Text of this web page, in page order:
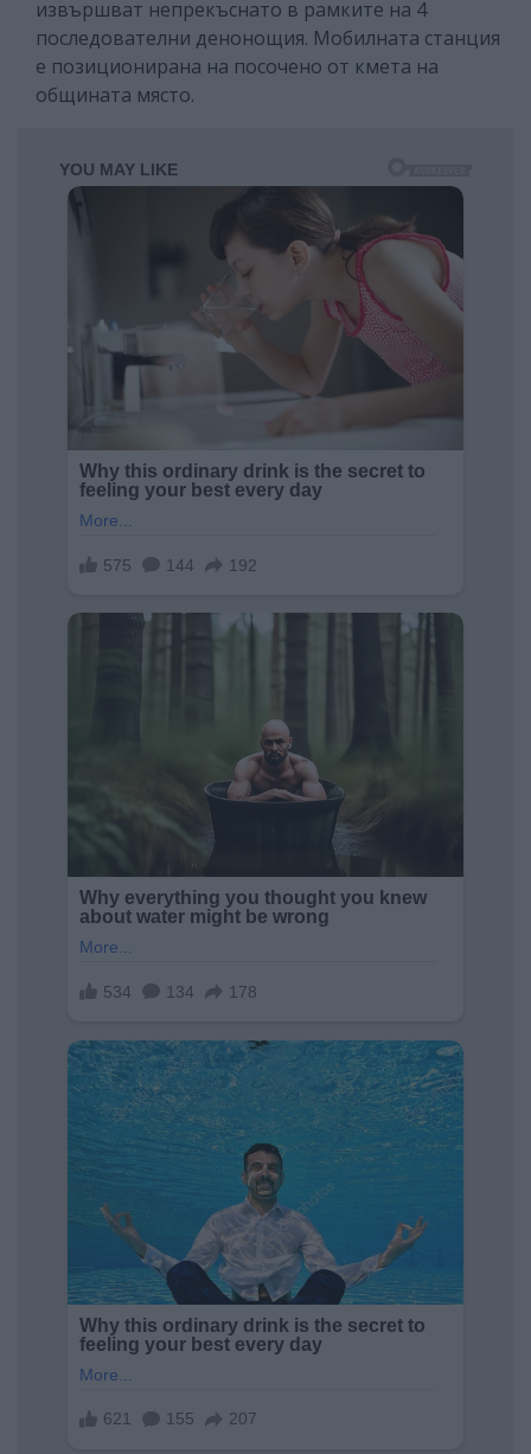
извършват непрекъснато в рамките на 4
последователни денонощия. Мобилната станция
е позиционирана на посочено от кмета на
общината място.